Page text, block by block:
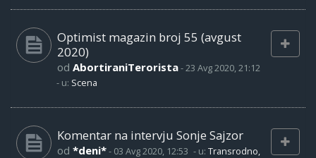
Optimist magazin broj 55 (avgust
2020)
od AbortiraniTerorista-23 Avg 2020, 21:12
- u: Scena
Komentar na intervju Sonje Sajzor
od *deni*- 03 Avg 2020, 12:53 - u: Transrodno,